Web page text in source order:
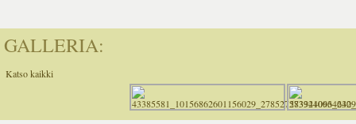
GALLERIA:
Katso kaikki